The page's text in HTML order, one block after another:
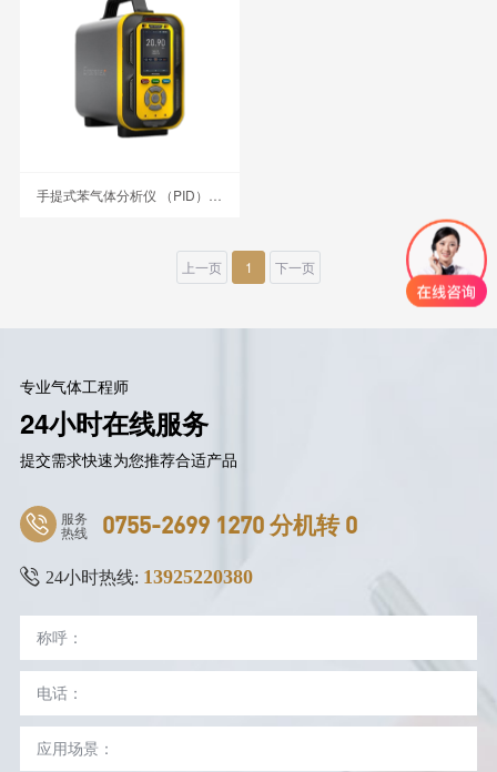
手提式苯气体分析仪 （PID） PTM600-C6H6
上一页 1 下一页
专业气体工程师
24小时在线服务
提交需求快速为您推荐合适产品
服务
热线 0755-2699 1270 分机转 0
24小时热线: 13925220380